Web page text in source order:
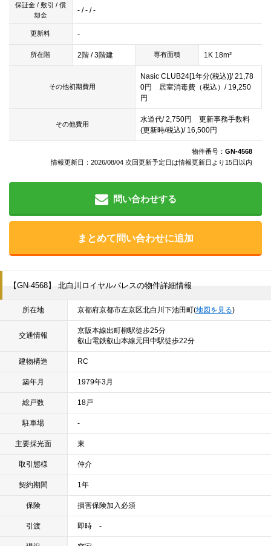
保証金 / 敷引 / 償
却金
- / - / -
更新料 -
所在階 2階 / 3階建 専有面積 1K 18m²
その他初期費用
Nasic CLUB24[1年分(税込)]/ 21,78
0円 居室消毒費（税込）/ 19,250
円
その他費用
水道代/ 2,750円 更新事務手数料
(更新時/税込)/ 16,500円
物件番号： GN-4568
情報更新日：2026/08/04 次回更新予定日は情報更新日より15日以内
問い合わせする
まとめて問い合わせに追加
【GN-4568】 北白川ロイヤルパレスの物件詳細情報
所在地 京都府京都市左京区北白川下池田町(地図を見る)
交通情報
京阪本線出町柳駅徒歩25分
叡山電鉄叡山本線元田中駅徒歩22分
建物構造 RC
築年月 1979年3月
総戸数 18戸
駐車場 -
主要採光面 東
取引態様 仲介
契約期間 1年
保険 損害保険加入必須
引渡 即時 -